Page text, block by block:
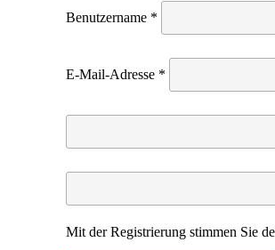
Benutzername *
E-Mail-Adresse *
Mit der Registrierung stimmen Sie